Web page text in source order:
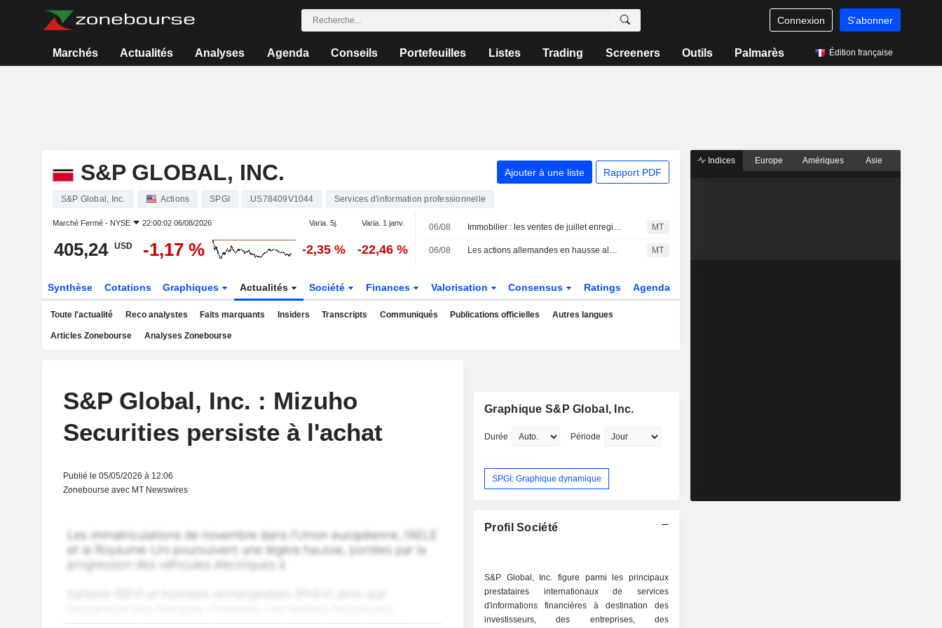
Connexion S'abonner
Marchés Actualités Analyses Agenda Conseils Portefeuilles Listes Trading Screeners Outils Palmarès Édition française
S&P GLOBAL, INC. Ajouter à une liste Rapport PDF
S&P Global, Inc. Actions SPGI US78409V1044 Services d'information professionnelle
Marché Fermé - NYSE 22:00:02 06/08/2026 Varia. 5j. Varia. 1 janv.
405,24 USD -1,17 % -2,35 % -22,46 %
06/08 Immobilier : les ventes de juillet enregistrent leur plus forte croissance annuelle de 2026, mais pourraient marquer le pic de l'année selon Zillow MT
06/08 Les actions allemandes en hausse alors que la saison des résultats se poursuit MT
Synthèse Cotations Graphiques Actualités Société Finances Valorisation Consensus Ratings Agenda
Toute l'actualité Reco analystes Faits marquants Insiders Transcripts Communiqués Publications officielles Autres langues
Articles Zonebourse Analyses Zonebourse
S&P Global, Inc. : Mizuho
Securities persiste à l'achat
Publié le 05/05/2026 à 12:06
Zonebourse avec MT Newswires
Graphique S&P Global, Inc.
Durée Période
SPGI: Graphique dynamique
Profil Société
S&P Global, Inc. figure parmi les principaux
prestataires internationaux de services
d'informations financières à destination des
investisseurs, des entreprises, des
Indices Europe Amériques Asie